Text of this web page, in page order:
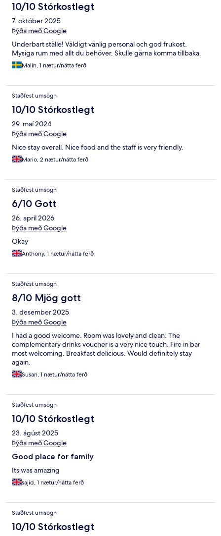
10/10 Stórkostlegt
7. október 2025
Þýða með Google
Underbart ställe! Väldigt vänlig personal och god frukost.
Mysiga rum med allt du behöver. Skulle gärna komma tillbaka.
Malin, 1 nætur/nátta ferð
Staðfest umsögn
10/10 Stórkostlegt
29. maí 2024
Þýða með Google
Nice stay overall. Nice food and the staff is very friendly.
Mario, 2 nætur/nátta ferð
Staðfest umsögn
6/10 Gott
26. apríl 2026
Þýða með Google
Okay
Anthony, 1 nætur/nátta ferð
Staðfest umsögn
8/10 Mjög gott
3. desember 2025
Þýða með Google
I had a good welcome. Room was lovely and clean. The
complementary drinks voucher is a very nice touch. Fire in bar
most welcoming. Breakfast delicious. Would definitely stay
again.
Susan, 1 nætur/nátta ferð
Staðfest umsögn
10/10 Stórkostlegt
23. ágúst 2025
Þýða með Google
Good place for family
Its was amazing
sajid, 1 nætur/nátta ferð
Staðfest umsögn
10/10 Stórkostlegt